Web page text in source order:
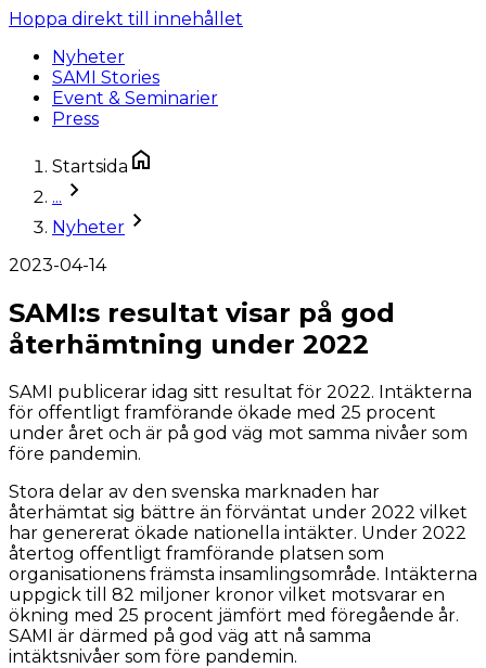
Hoppa direkt till innehållet
Nyheter
SAMI Stories
Event & Seminarier
Press
Startsida
...
Nyheter
2023-04-14
SAMI:s resultat visar på god
återhämtning under 2022
SAMI publicerar idag sitt resultat för 2022. Intäkterna
för offentligt framförande ökade med 25 procent
under året och är på god väg mot samma nivåer som
före pandemin.
Stora delar av den svenska marknaden har
återhämtat sig bättre än förväntat under 2022 vilket
har genererat ökade nationella intäkter. Under 2022
återtog offentligt framförande platsen som
organisationens främsta insamlingsområde. Intäkterna
uppgick till 82 miljoner kronor vilket motsvarar en
ökning med 25 procent jämfört med föregående år.
SAMI är därmed på god väg att nå samma
intäktsnivåer som före pandemin.